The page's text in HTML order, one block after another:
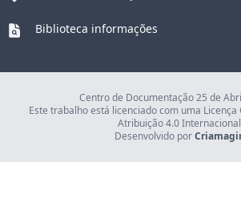
Biblioteca informações
Centro de Documentação 25 de
Este trabalho está licenciado com uma Licença
Atribuição 4.0 Internacional
Desenvolvido por